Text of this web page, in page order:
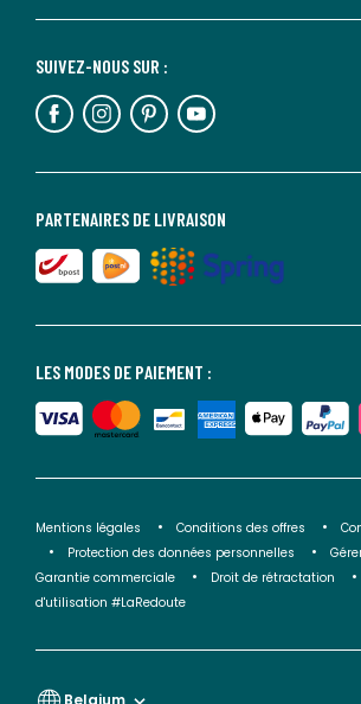
LES MODES DE PAIEMENT :
PARTENAIRES DE LIVRAISON
SUIVEZ-NOUS SUR :
Mentions légales Conditions des offres
Protection des données personnelles
Garantie commerciale
Droit de rétractation
d'utilisation #LaRedoute
Belgium